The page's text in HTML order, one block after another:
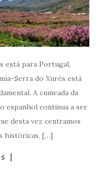
está para Portugal,
Serra do Xurés está
A cumeada da
espanhol continua a ser
desta vez centramos
históricas, […]